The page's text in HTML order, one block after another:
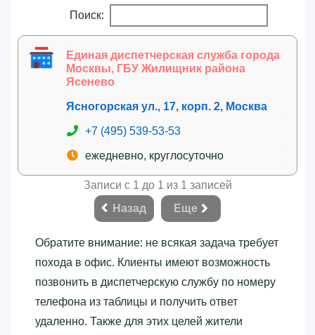
Поиск:
Единая диспетчерская служба города
Москвы, ГБУ Жилищник района
Ясенево
Ясногорская ул., 17, корп. 2, Москва
+7 (495) 539-53-53
ежедневно, круглосуточно
Записи с 1 до 1 из 1 записей
Назад
Еще
Обратите внимание: не всякая задача требует
похода в офис. Клиенты имеют возможность
позвонить в диспетчерскую службу по номеру
телефона из таблицы и получить ответ
удаленно. Также для этих целей жители